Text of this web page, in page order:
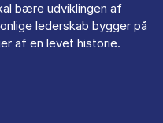
bære udviklingen af
lederskab bygger på
af en levet historie.